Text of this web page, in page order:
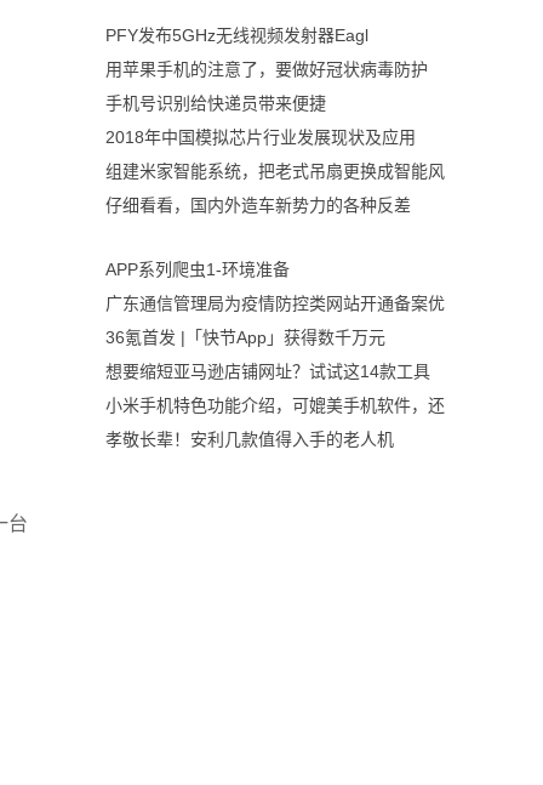
台
PFY发布5GHz无线视频发射器Eagl
用苹果手机的注意了，要做好冠状病毒防护
手机号识别给快递员带来便捷
2018年中国模拟芯片行业发展现状及应用
组建米家智能系统，把老式吊扇更换成智能风
仔细看看，国内外造车新势力的各种反差
APP系列爬虫1-环境准备
广东通信管理局为疫情防控类网站开通备案优
36氪首发 |「快节App」获得数千万元
想要缩短亚马逊店铺网址？试试这14款工具
小米手机特色功能介绍，可媲美手机软件，还
孝敬长辈！安利几款值得入手的老人机